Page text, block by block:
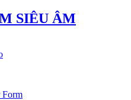
SIÊU ÂM